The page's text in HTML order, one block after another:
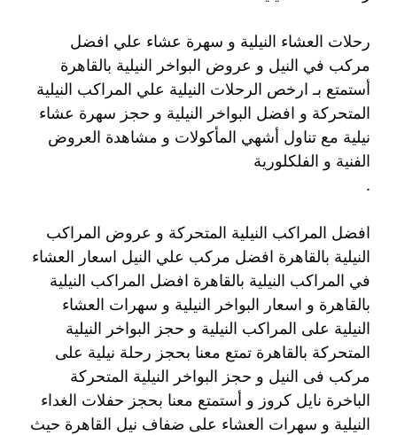
رحلات العشاء النيلية و سهرة عشاء علي افضل
مركب في النيل و عروض البواخر النيلية بالقاهرة
أستمتع بـ ارخص الرحلات النيلية علي المراكب النيلية
المتحركة و افضل البواخر النيلية و حجز سهرة عشاء
نيلية مع تناول أشهي المأكولات و مشاهدة العروض
الفنية و الفلكلورية
.
افضل المراكب النيلية المتحركة و عروض المراكب
النيلية بالقاهرة افضل مركب علي النيل اسعار العشاء
في المراكب النيلية بالقاهرة افضل المراكب النيلية
بالقاهرة و اسعار البواخر النيلية و سهرات العشاء
النيلية على المراكب النيلية و حجز البواخر النيلية
المتحركة بالقاهرة تمتع معنا بحجز رحلة نيلية على
مركب فى النيل و حجز البواخر النيلية المتحركة
الباخرة نايل كروز و أستمتع معنا بحجز حفلات الغداء
النيلية و سهرات العشاء على ضفاف نيل القاهرة حيث